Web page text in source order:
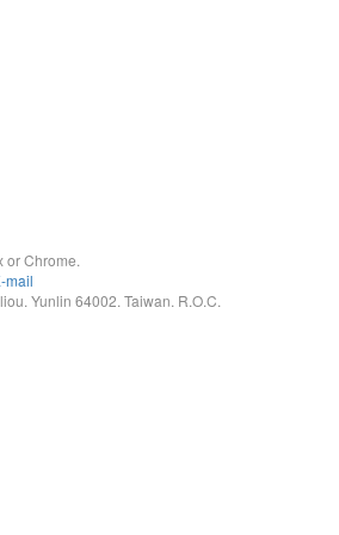
or Chrome.
mail
Yunlin 64002. Taiwan. R.O.C.